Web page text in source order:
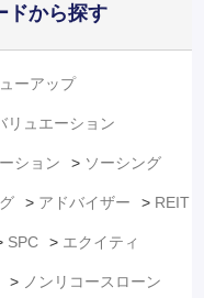
ドから探す
ーアップ
リュエーション
ション ソーシング
アドバイザー REIT
SPC エクイティ
ノンリコースローン